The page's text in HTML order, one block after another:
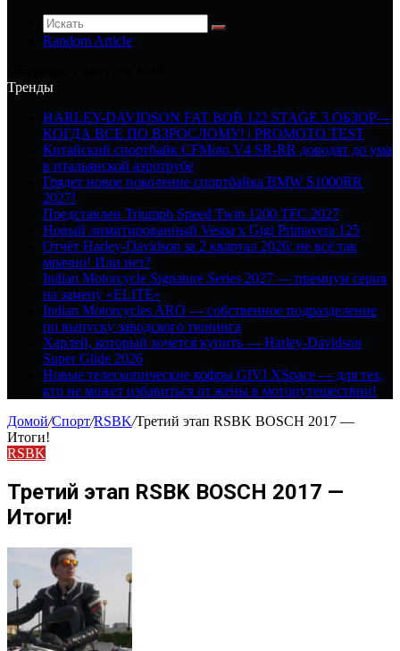
Random Article
Тренды
HARLEY-DAVIDSON FAT BOB 122 STAGE 3 ОБЗОР—
КОГДА ВСЕ ПО ВЗРОСЛОМУ! | PROMOTO TEST
Китайский спортбайк CFMoto V4 SR-RR доводят до ума
в итальянской аэротрубе
Грядет новое поколение спортбайка BMW S1000RR
2027!
Представлен Triumph Speed Twin 1200 TFC 2027
Новый лимитированный Vespa x Gigi Primavera 125
Отчёт Harley-Davidson за 2 квартал 2026: не всё так
мрачно! Или нет?
Indian Motorcycle Signature Series 2027 — премиум серия
на замену «ELITE»
Indian Motorcycles ARO — собственное подразделение
по выпуску заводского тюнинга
Харлей, который хочется купить — Harley-Davidson
Super Glide 2026
Новые телескопические кофры GIVI XSpace — для тех,
кто не может избавиться от жены в мотопутешествии!
Домой/Спорт/RSBK/Третий этап RSBK BOSCH 2017 —
Итоги!
RSBK
Третий этап RSBK BOSCH 2017 —
Итоги!